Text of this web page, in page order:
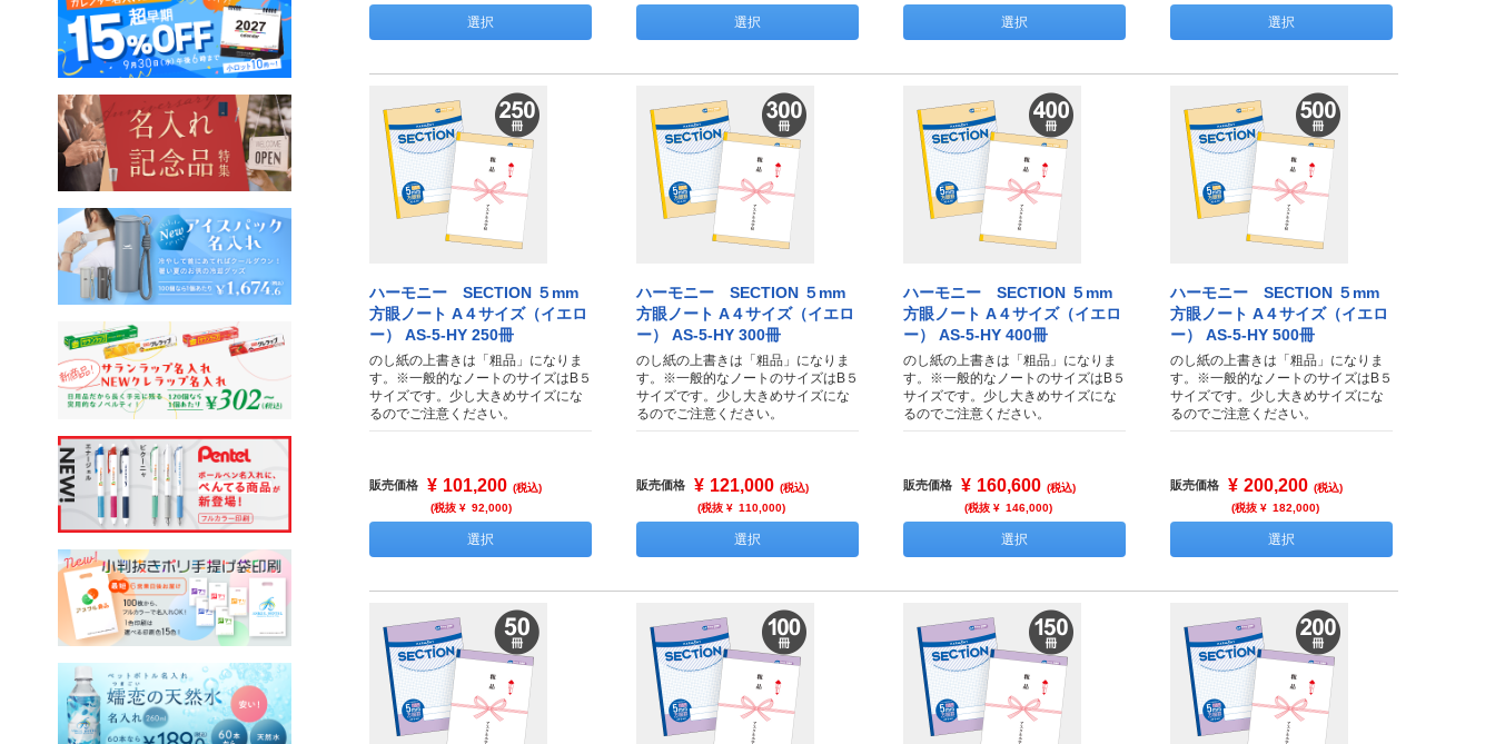
選択 選択 選択 選択
ハーモニー SECTION ５mm
方眼ノート A４サイズ（イエロ
ー） AS-5-HY 250冊
のし紙の上書きは「粗品」になりま
す。※一般的なノートのサイズはB５
サイズです。少し大きめサイズにな
るのでご注意ください。
販売価格 ¥ 101,200 (税込)
(税抜 ¥ 92,000)
選択
ハーモニー SECTION ５mm
方眼ノート A４サイズ（イエロ
ー） AS-5-HY 300冊
のし紙の上書きは「粗品」になりま
す。※一般的なノートのサイズはB５
サイズです。少し大きめサイズにな
るのでご注意ください。
販売価格 ¥ 121,000 (税込)
(税抜 ¥ 110,000)
選択
ハーモニー SECTION ５mm
方眼ノート A４サイズ（イエロ
ー） AS-5-HY 400冊
のし紙の上書きは「粗品」になりま
す。※一般的なノートのサイズはB５
サイズです。少し大きめサイズにな
るのでご注意ください。
販売価格 ¥ 160,600 (税込)
(税抜 ¥ 146,000)
選択
ハーモニー SECTION ５mm
方眼ノート A４サイズ（イエロ
ー） AS-5-HY 500冊
のし紙の上書きは「粗品」になりま
す。※一般的なノートのサイズはB５
サイズです。少し大きめサイズにな
るのでご注意ください。
販売価格 ¥ 200,200 (税込)
(税抜 ¥ 182,000)
選択